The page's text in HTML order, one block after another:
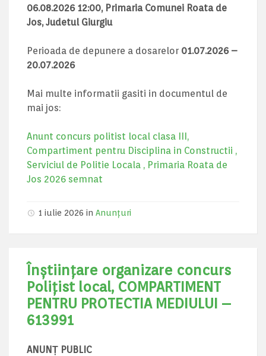
06.08.2026 12:00, Primaria Comunei Roata de
Jos, Judetul Giurgiu
Perioada de depunere a dosarelor 01.07.2026 –
20.07.2026
Mai multe informatii gasiti in documentul de
mai jos:
Anunt concurs politist local clasa III,
Compartiment pentru Disciplina in Constructii ,
Serviciul de Politie Locala , Primaria Roata de
Jos 2026 semnat
1 iulie 2026 in Anunțuri
Înștiințare organizare concurs
Poliţist local, COMPARTIMENT
PENTRU PROTECTIA MEDIULUI –
613991
ANUNȚ PUBLIC